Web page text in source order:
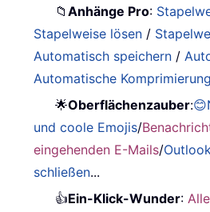
📁Anhänge Pro:
Stapelweise lösen /
Automatisch speichern /
Automatische Komprimierung
🌟Oberflächenzauber:
und coole Emojis/
eingehenden E-Mails/
schließen...
👍Ein-Klick-Wunder: